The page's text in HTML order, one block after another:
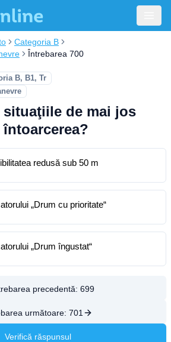
Categoria B
Întrebarea 700
B, B1, Tr
situaţiile de mai jos
redusă sub 50 m
„Drum cu prioritate“
„Drum îngustat“
precedentă: 699
următoare: 701
Verifică răspunsul